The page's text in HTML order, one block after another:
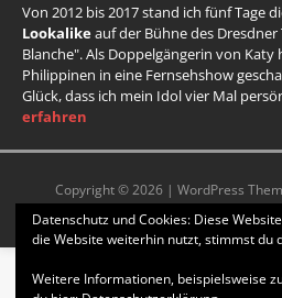
Von 2012 bis 2017 stand ich fünf Tage
Lookalikeauf der Bühne des
Blanche". Als Doppelgängerin von Katy
Philippinen in eine Fernsehshow
Glück, dass ich mein Idol vier Mal
erfahren
Copyright © 2026 | WordPress
Theme, Design & CSS by Stella |
Datenschutz und Cookies: Diese
die Website weiterhin nutzt, stimmst du
Weitere Informationen, beispielsweise